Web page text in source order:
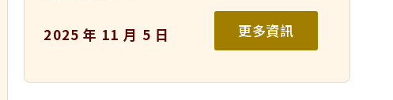
2025 年 11 月 5 日 更多資訊